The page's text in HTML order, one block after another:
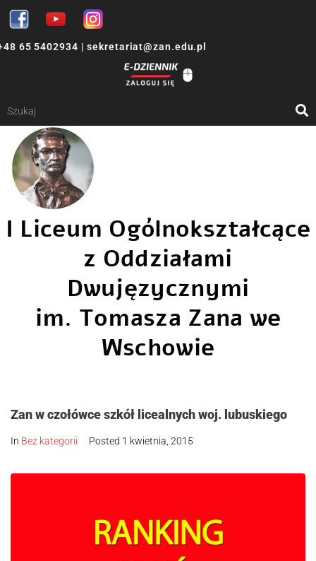
65 5402934 | sekretariat@zan.edu.pl
I Liceum Ogólnokształcące
z Oddziałami
Dwujęzycznymi
im. Tomasza Zana we
Wschowie
Zan w czołówce szkół licealnych woj. lubuskiego
In Bez kategorii Posted 1 kwietnia, 2015